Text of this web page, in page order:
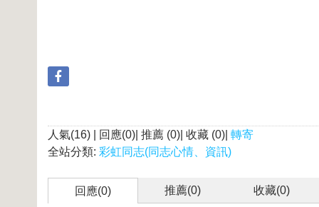
人氣(16) | 回應(0)| 推薦 (0)| 收藏 (0)| 轉寄
全站分類: 彩虹同志(同志心情、資訊)
回應(0) 推薦(0) 收藏(0)